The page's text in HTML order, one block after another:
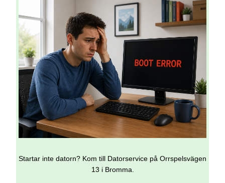
Startar inte datorn? Kom till Datorservice på Orrspelsvägen
13 i Bromma.